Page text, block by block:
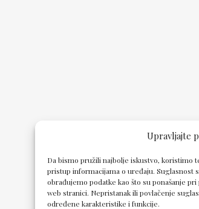
Upravljajte
Da bismo pružili najbolje iskustvo, koristimo
pristup informacijama o uređaju. Suglasnost
obrađujemo podatke kao što su ponašanje
web stranici. Nepristanak ili povlačenje
određene karakteristike i funkcije.